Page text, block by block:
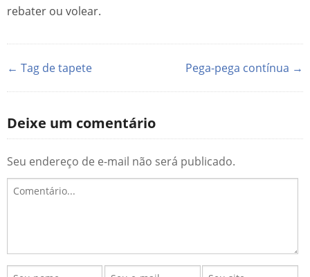
rebater ou volear.
← Tag de tapete Pega-pega contínua →
Deixe um comentário
Seu endereço de e-mail não será publicado.